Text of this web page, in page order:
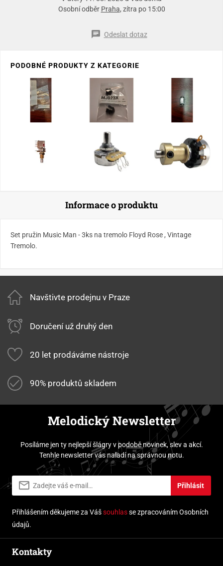
Osobní odběr Praha, zítra po 15:00
Odeslat dotaz
PODOBNÉ PRODUKTY Z KATEGORIE
Informace o produktu
Set pružin Music Man - 3ks na tremolo Floyd Rose , Vintage
Tremolo.
Navštivte prodejnu v Praze
Doručení už druhý den
20 let prodáváme nástroje
90% produktů skladem
Melodický Newsletter
Posíláme jen ty nejlepší šlágry v podobě novinek, slev a akcí.
Tenhle newsletter vás naladí na správnou notu.
Přihlásit
Přihlášením děkujeme za Vášsouhlasse zpracováním Osobních
údajů.
Kontakty